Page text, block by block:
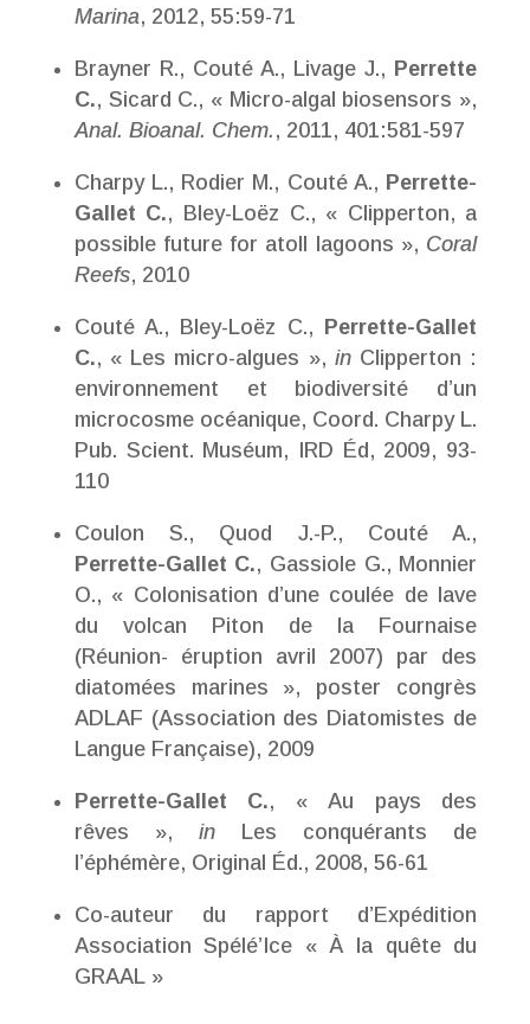
Marina, 2012, 55:59-71
Brayner R., Couté A., Livage J., Perrette
C., Sicard C., « Micro-algal biosensors »,
Anal. Bioanal. Chem. , 2011, 401:581-597
Charpy L., Rodier M., Couté A., Perrette-
Gallet C., Bley-Loëz C., « Clipperton, a
possible future for atoll lagoons », Coral
Reefs, 2010
Couté A., Bley-Loëz C.,
Perrette-Gallet
C., « Les micro-algues », inClipperton :
environnement et biodiversité d’un
microcosme océanique, Coord. Charpy L.
Pub. Scient. Muséum, IRD Éd, 2009, 93-
110
Coulon S., Quod J.-P., Couté A.,
Perrette-Gallet C., Gassiole G., Monnier
O., « Colonisation d’une coulée de lave
du volcan Piton de la Fournaise
(Réunion- éruption avril 2007) par des
diatomées marines », poster congrès
ADLAF (Association des Diatomistes de
Langue Française), 2009
Perrette-Gallet C., « Au pays des
rêves », inLes conquérants de
l’éphémère, Original Éd., 2008, 56-61
Co-auteur du rapport d’Expédition
Association Spélé’Ice « À la quête du
GRAAL »